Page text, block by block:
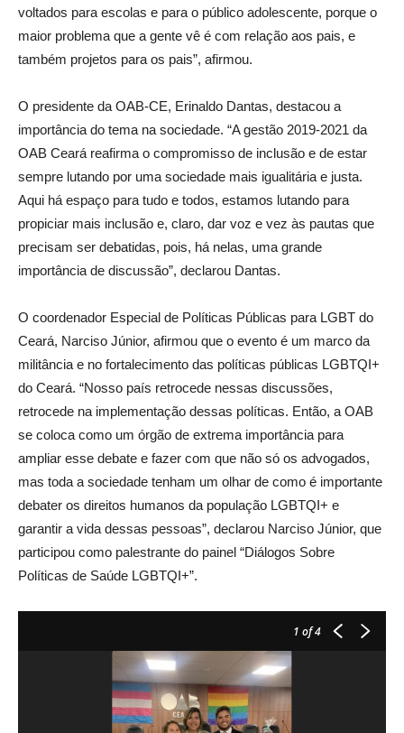
voltados para escolas e para o público adolescente, porque o
maior problema que a gente vê é com relação aos pais, e
também projetos para os pais”, afirmou.
O presidente da OAB-CE, Erinaldo Dantas, destacou a
importância do tema na sociedade. “A gestão 2019-2021 da
OAB Ceará reafirma o compromisso de inclusão e de estar
sempre lutando por uma sociedade mais igualitária e justa.
Aqui há espaço para tudo e todos, estamos lutando para
propiciar mais inclusão e, claro, dar voz e vez às pautas que
precisam ser debatidas, pois, há nelas, uma grande
importância de discussão”, declarou Dantas.
O coordenador Especial de Políticas Públicas para LGBT do
Ceará, Narciso Júnior, afirmou que o evento é um marco da
militância e no fortalecimento das políticas públicas LGBTQI+
do Ceará. “Nosso país retrocede nessas discussões,
retrocede na implementação dessas políticas. Então, a OAB
se coloca como um órgão de extrema importância para
ampliar esse debate e fazer com que não só os advogados,
mas toda a sociedade tenham um olhar de como é importante
debater os direitos humanos da população LGBTQI+ e
garantir a vida dessas pessoas”, declarou Narciso Júnior, que
participou como palestrante do painel “Diálogos Sobre
Políticas de Saúde LGBTQI+”.
1 of 4